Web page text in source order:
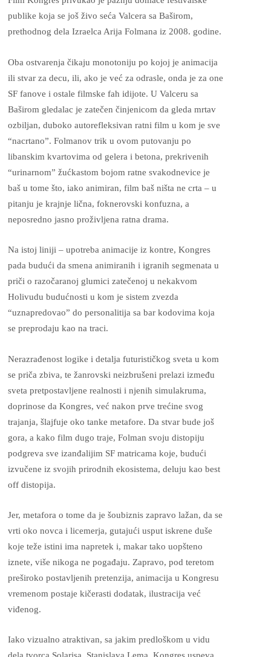
publike koja se još živo seća Valcera sa Baširom,
prethodnog dela Izraelca Arija Folmana iz 2008. godine.
Oba ostvarenja čikaju monotoniju po kojoj je animacija
ili stvar za decu, ili, ako je već za odrasle, onda je za one
SF fanove i ostale filmske fah idijote. U Valceru sa
Baširom gledalac je zatečen činjenicom da gleda mrtav
ozbiljan, duboko autorefleksivan ratni film u kom je sve
“nacrtano”. Folmanov trik u ovom putovanju po
libanskim kvartovima od gelera i betona, prekrivenih
“urinarnom” žućkastom bojom ratne svakodnevice je
baš u tome što, iako animiran, film baš ništa ne crta – u
pitanju je krajnje lična, foknerovski konfuzna, a
neposredno jasno proživljena ratna drama.
Na istoj liniji – upotreba animacije iz kontre, Kongres
pada budući da smena animiranih i igranih segmenata u
priči o razočaranoj glumici zatečenoj u nekakvom
Holivudu budućnosti u kom je sistem zvezda
“uznapredovao” do personalitija sa bar kodovima koja
se preprodaju kao na traci.
Nerazrađenost logike i detalja futurističkog sveta u kom
se priča zbiva, te žanrovski neizbrušeni prelazi između
sveta pretpostavljene realnosti i njenih simulakruma,
doprinose da Kongres, već nakon prve trećine svog
trajanja, šlajfuje oko tanke metafore. Da stvar bude još
gora, a kako film dugo traje, Folman svoju distopiju
podgreva sve izanđalijim SF matricama koje, budući
izvučene iz svojih prirodnih ekosistema, deluju kao best
off distopija.
Jer, metafora o tome da je šoubiznis zapravo lažan, da se
vrti oko novca i licemerja, gutajući usput iskrene duše
koje teže istini ima napretek i, makar tako uopšteno
iznete, više nikoga ne pogađaju. Zapravo, pod teretom
preširoko postavljenih pretenzija, animacija u Kongresu
vremenom postaje kičerasti dodatak, ilustracija već
viđenog.
Iako vizualno atraktivan, sa jakim predloškom u vidu